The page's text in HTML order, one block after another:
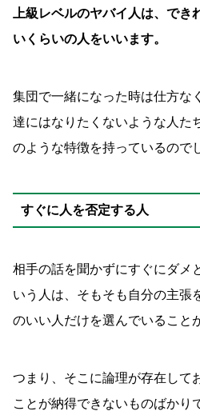
上級レベルのヤバイ人は、で
いくらいの人をいいます。
集団で一緒になった時は仕方な
達にはなりたくないような人た
のような特徴を持っているので
すぐに人を否定する人
相手の話を聞かずにすぐにダメ
いう人は、そもそも自分の主張
のいい人だけを選んでいること
つまり、そこに論理が存在して
ことが納得できないものばかり